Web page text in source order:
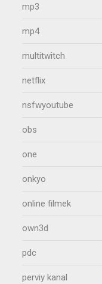
mp3
mp4
multitwitch
netflix
nsfwyoutube
obs
one
onkyo
online filmek
own3d
pdc
perviy kanal